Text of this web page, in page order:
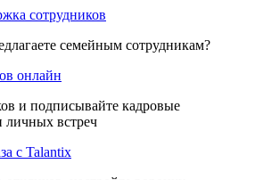
сотрудников
семейным сотрудникам?
онлайн
и подписывайте кадровые
личных встреч
с Talantix